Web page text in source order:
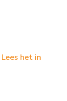
Lees het in